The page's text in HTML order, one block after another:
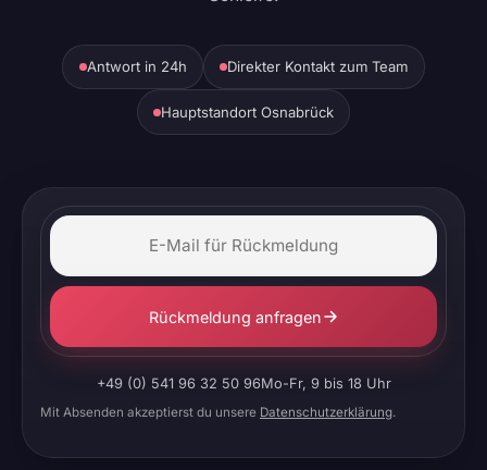
Antwort in 24h Direkter Kontakt zum Team
Hauptstandort Osnabrück
Rückmeldung anfragen
+49 (0) 541 96 32 50 96Mo-Fr, 9 bis 18 Uhr
Mit Absenden akzeptierst du unsere Datenschutzerklärung.